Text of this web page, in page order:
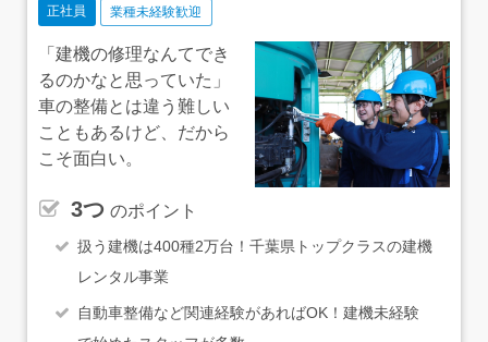
正社員 業種未経験歓迎
「建機の修理なんてでき
るのかなと思っていた」
車の整備とは違う難しい
こともあるけど、だから
こそ面白い。
3つ のポイント
扱う建機は400種2万台！千葉県トップクラスの建機
レンタル事業
自動車整備など関連経験があればOK！建機未経験